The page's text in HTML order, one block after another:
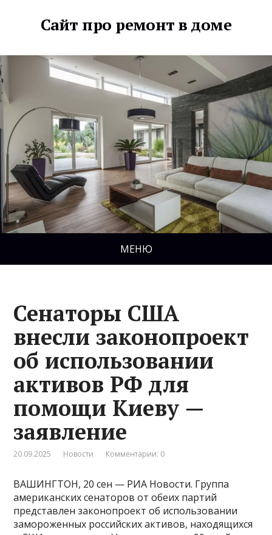
Сайт про ремонт в доме
МЕНЮ
Сенаторы США
внесли законопроект
об использовании
активов РФ для
помощи Киеву —
заявление
20.09.2025 Новости Комментарии: 0
ВАШИНГТОН, 20 сен — РИА Новости. Группа
американских сенаторов от обеих партий
представлен законопроект об использовании
замороженных российских активов, находящихся